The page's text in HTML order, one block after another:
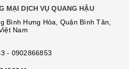
MẠI DỊCH VỤ QUANG HẬU
Bình Hưng Hòa, Quận Bình Tân,
Nam
- 0902866853